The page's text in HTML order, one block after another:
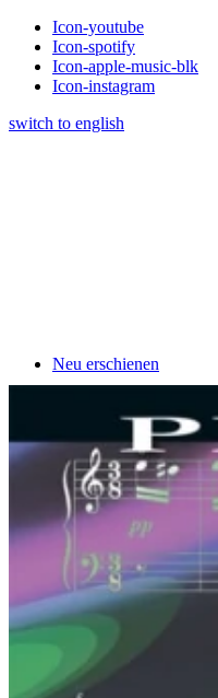
Icon-youtube
Icon-spotify
Icon-apple-music-blk
Icon-instagram
switch to english
Neu erschienen
Klavierschulen
Kinder